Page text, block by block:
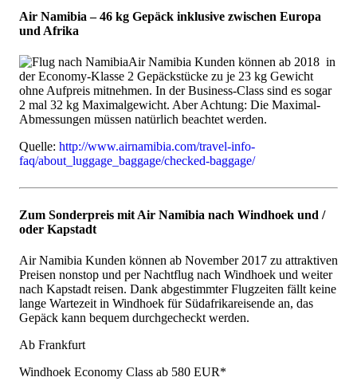
Air Namibia – 46 kg Gepäck inklusive zwischen Europa
und Afrika
Air Namibia Kunden können ab 2018 in
der Economy-Klasse 2 Gepäckstücke zu je 23 kg Gewicht
ohne Aufpreis mitnehmen. In der Business-Class sind es sogar
2 mal 32 kg Maximalgewicht. Aber Achtung: Die Maximal-
Abmessungen müssen natürlich beachtet werden.
Quelle: http://www.airnamibia.com/travel-info-
faq/about_luggage_baggage/checked-baggage/
Zum Sonderpreis mit Air Namibia nach Windhoek und /
oder Kapstadt
Air Namibia Kunden können ab November 2017 zu attraktiven
Preisen nonstop und per Nachtflug nach Windhoek und weiter
nach Kapstadt reisen. Dank abgestimmter Flugzeiten fällt keine
lange Wartezeit in Windhoek für Südafrikareisende an, das
Gepäck kann bequem durchgecheckt werden.
Ab Frankfurt
Windhoek Economy Class ab 580 EUR*